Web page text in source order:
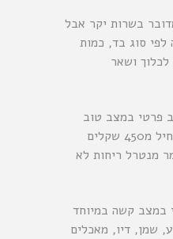
בשרות יקר אבל
סוג בד, כמות
ושאר
פרטי במצב טוב
אשר רק זקוק לרענון מתחיל מ450 שקלים
מנטרל ריחות לא
במצב קשה במיוחד
שמן, דיו, מאכלים